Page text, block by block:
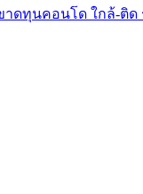
ดทุนคอนโด ใกล้-ติ